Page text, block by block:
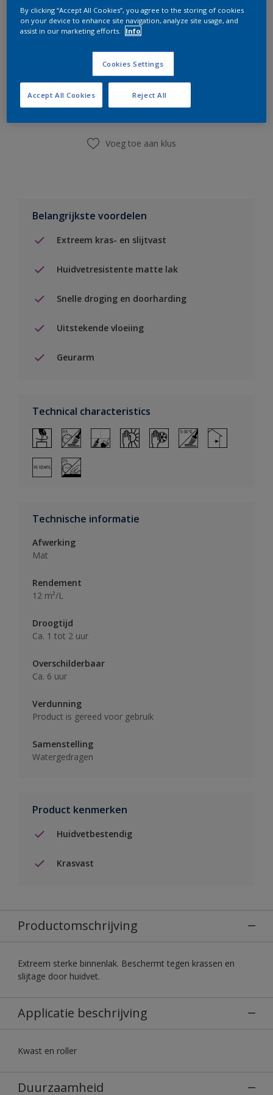
Boodschappenlijst
Vind een winkel
Voeg toe aan klus
Belangrijkste voordelen
Extreem kras- en slijtvast
Huidvetresistente matte lak
Snelle droging en doorharding
Uitstekende vloeiing
Geurarm
Technical characteristics
Technische informatie
Afwerking
Mat
Rendement
12 m²/L
Droogtijd
Ca. 1 tot 2 uur
Overschilderbaar
Ca. 6 uur
Verdunning
Product is gereed voor gebruik
Samenstelling
Watergedragen
Product kenmerken
Huidvetbestendig
Krasvast
Productomschrijving
Extreem sterke binnenlak. Beschermt tegen krassen en
slijtage door huidvet.
Applicatie beschrijving
Kwast en roller
Duurzaamheid
By clicking “Accept All Cookies”, you agree to the storing of cookies
on your device to enhance site navigation, analyze site usage, and
assist in our marketing efforts.
Info
Cookies Settings
Reject All
Accept All Cookies